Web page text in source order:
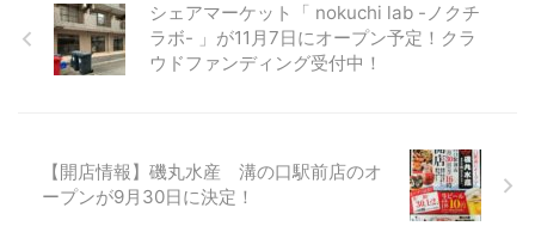
シェアマーケット「 nokuchi lab -ノクチ
ラボ- 」が11月7日にオープン予定！クラ
ウドファンディング受付中！
【開店情報】磯丸水産 溝の口駅前店のオ
ープンが9月30日に決定！